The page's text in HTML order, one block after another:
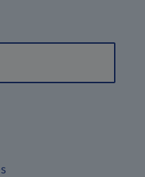
blog en
GitHub.
nous via Matrix.